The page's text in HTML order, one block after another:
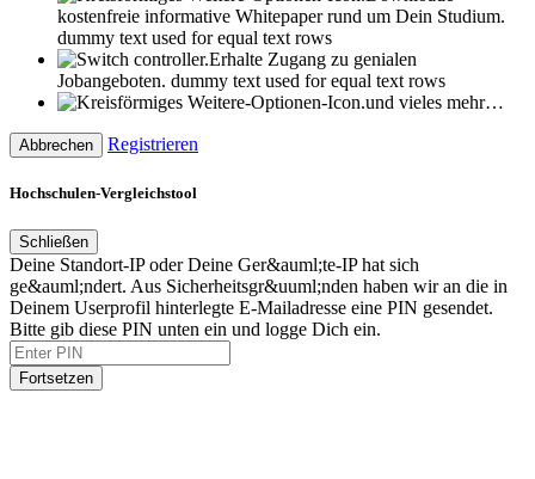
kostenfreie informative Whitepaper rund um Dein Studium.
dummy text used for equal text rows
Erhalte Zugang zu genialen
Jobangeboten. dummy text used for equal text rows
und vieles mehr…
Abbrechen Registrieren
Hochschulen-Vergleichstool
Schließen
Deine Standort-IP oder Deine Ger&auml;te-IP hat sich
ge&auml;ndert. Aus Sicherheitsgr&uuml;nden haben wir an die in
Deinem Userprofil hinterlegte E-Mailadresse eine PIN gesendet.
Bitte gib diese PIN unten ein und logge Dich ein.
Fortsetzen